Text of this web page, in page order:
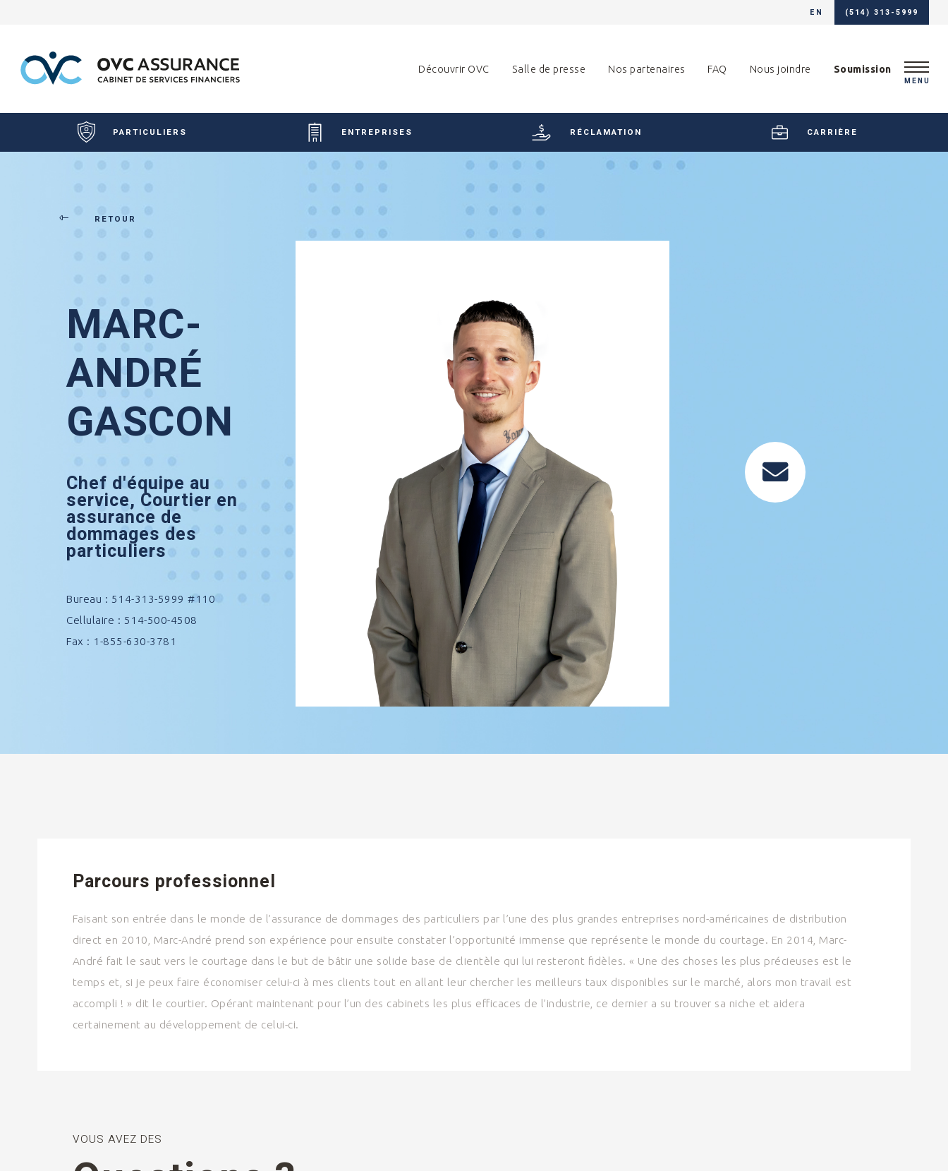
EN (514) 313-5999
Découvrir OVC Salle de presse Nos partenaires FAQ Nous joindre Soumission
MENU
PARTICULIERS ENTREPRISES RÉCLAMATION CARRIÈRE
RETOUR
MARC-
ANDRÉ
GASCON
Chef d'équipe au
service, Courtier en
assurance de
dommages des
particuliers
Bureau : 514-313-5999 #110
Cellulaire : 514-500-4508
Fax : 1-855-630-3781
Parcours professionnel
Faisant son entrée dans le monde de l’assurance de dommages des particuliers par l’une des plus grandes entreprises nord-américaines de distribution
direct en 2010, Marc-André prend son expérience pour ensuite constater l’opportunité immense que représente le monde du courtage. En 2014, Marc-
André fait le saut vers le courtage dans le but de bâtir une solide base de clientèle qui lui resteront fidèles. « Une des choses les plus précieuses est le
temps et, si je peux faire économiser celui-ci à mes clients tout en allant leur chercher les meilleurs taux disponibles sur le marché, alors mon travail est
accompli ! » dit le courtier. Opérant maintenant pour l’un des cabinets les plus efficaces de l’industrie, ce dernier a su trouver sa niche et aidera
certainement au développement de celui-ci.
VOUS AVEZ DES